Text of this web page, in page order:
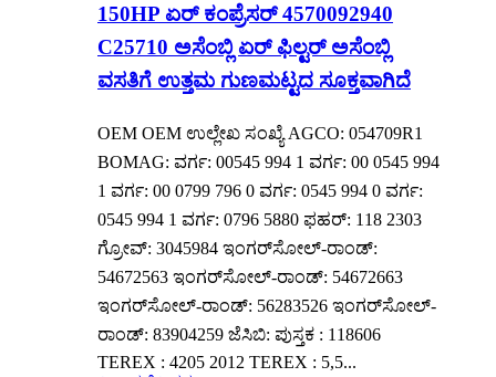
150HP ಏರ್ ಕಂಪ್ರೆಸರ್ 4570092940
C25710 ಅಸೆಂಬ್ಲಿ ಏರ್ ಫಿಲ್ಟರ್ ಅಸೆಂಬ್ಲಿ
ವಸತಿಗೆ ಉತ್ತಮ ಗುಣಮಟ್ಟದ ಸೂಕ್ತವಾಗಿದೆ
OEM OEM ಉಲ್ಲೇಖ ಸಂಖ್ಯೆ AGCO: 054709R1
BOMAG: ವರ್ಗ: 00545 994 1 ವರ್ಗ: 00 0545 994
1 ವರ್ಗ: 00 0799 796 0 ವರ್ಗ: 0545 994 0 ವರ್ಗ:
0545 994 1 ವರ್ಗ: 0796 5880 ಫಹರ್: 118 2303
ಗ್ರೋವ್: 3045984 ಇಂಗರ್‌ಸೋಲ್-ರಾಂಡ್:
54672563 ಇಂಗರ್‌ಸೋಲ್-ರಾಂಡ್: 54672663
ಇಂಗರ್‌ಸೋಲ್-ರಾಂಡ್: 56283526 ಇಂಗರ್‌ಸೋಲ್-
ರಾಂಡ್: 83904259 ಜೆಸಿಬಿ: ಪುಸ್ತಕ : 118606
TEREX : 4205 2012 TEREX : 5,5...